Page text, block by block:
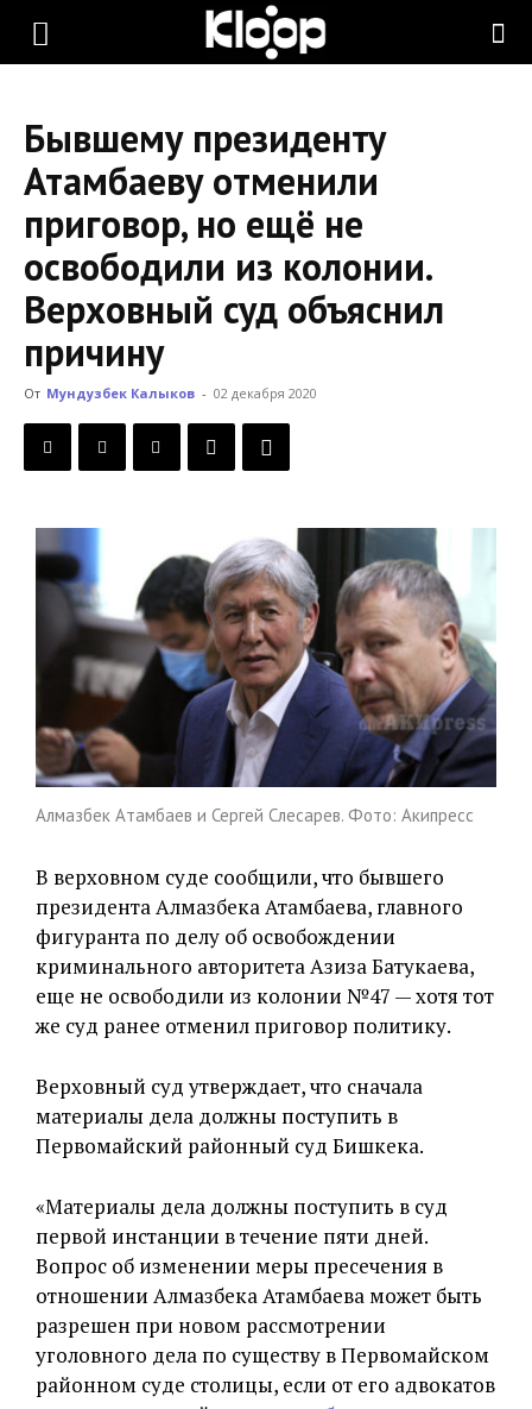
KLOOP.KG
Новости
Кыргызстана
Бывшему президенту
Атамбаеву отменили
приговор, но ещё не
освободили из колонии.
Верховный суд объяснил
причину
От Мундузбек Калыков - 02 декабря 2020
Алмазбек Атамбаев и Сергей Слесарев. Фото: Акипресс
В верховном суде сообщили, что бывшего
президента Алмазбека Атамбаева, главного
фигуранта по делу об освобождении
криминального авторитета Азиза Батукаева,
еще не освободили из колонии №47 — хотя тот
же суд ранее отменил приговор политику.
Верховный суд утверждает, что сначала
материалы дела должны поступить в
Первомайский районный суд Бишкека.
«Материалы дела должны поступить в суд
первой инстанции в течение пяти дней.
Вопрос об изменении меры пресечения в
отношении Алмазбека Атамбаева может быть
разрешен при новом рассмотрении
уголовного дела по существу в Первомайском
районном суде столицы, если от его адвокатов